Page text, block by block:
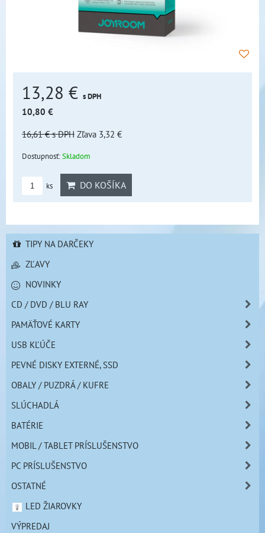
13,28 € s DPH
10,80 €
16,61 €s DPH Zľava 3,32 €
Dostupnosť:Skladom
ks DO KOŠÍKA
TIPY NA DARČEKY
ZĽAVY
NOVINKY
CD / DVD / BLU RAY
PAMÄŤOVÉ KARTY
USB KĽÚČE
PEVNÉ DISKY EXTERNÉ, SSD
OBALY / PUZDRÁ / KUFRE
SLÚCHADLÁ
BATÉRIE
MOBIL / TABLET PRÍSLUŠENSTVO
PC PRÍSLUŠENSTVO
OSTATNÉ
LED ŽIAROVKY
VÝPREDAJ